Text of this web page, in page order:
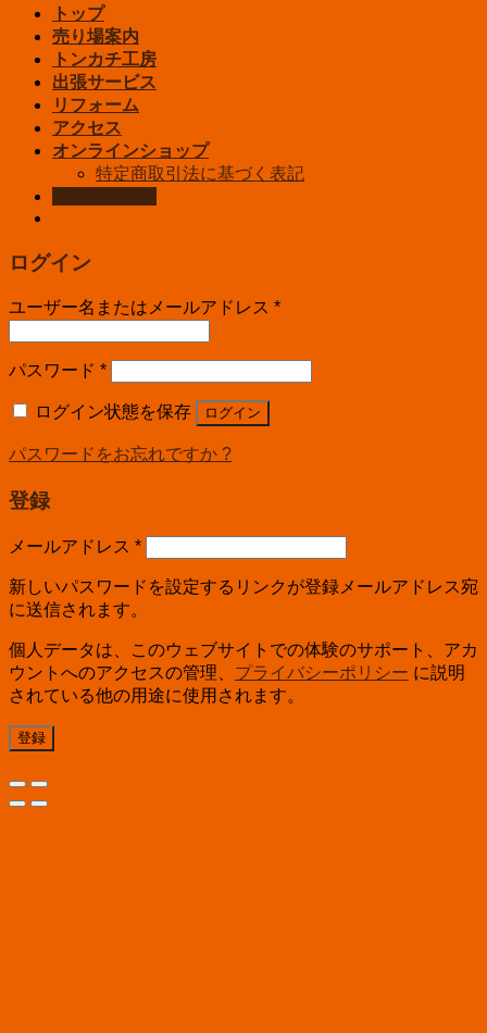
トップ
売り場案内
トンカチ工房
出張サービス
リフォーム
アクセス
オンラインショップ
特定商取引法に基づく表記
ログイン
ユーザー名またはメールアドレス *
パスワード *
ログイン状態を保存 ログイン
パスワードをお忘れですか ?
登録
メールアドレス *
新しいパスワードを設定するリンクが登録メールアドレス宛
に送信されます。
個人データは、このウェブサイトでの体験のサポート、アカ
ウントへのアクセスの管理、 プライバシーポリシー に説明
されている他の用途に使用されます。
登録